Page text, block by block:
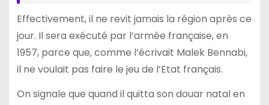
Effectivement, il ne revit jamais la région après ce
jour. Il sera exécuté par l’armée française, en
1957, parce que, comme l’écrivait Malek Bennabi,
il ne voulait pas faire le jeu de l’Etat français.
On signale que quand il quitta son douar natal en